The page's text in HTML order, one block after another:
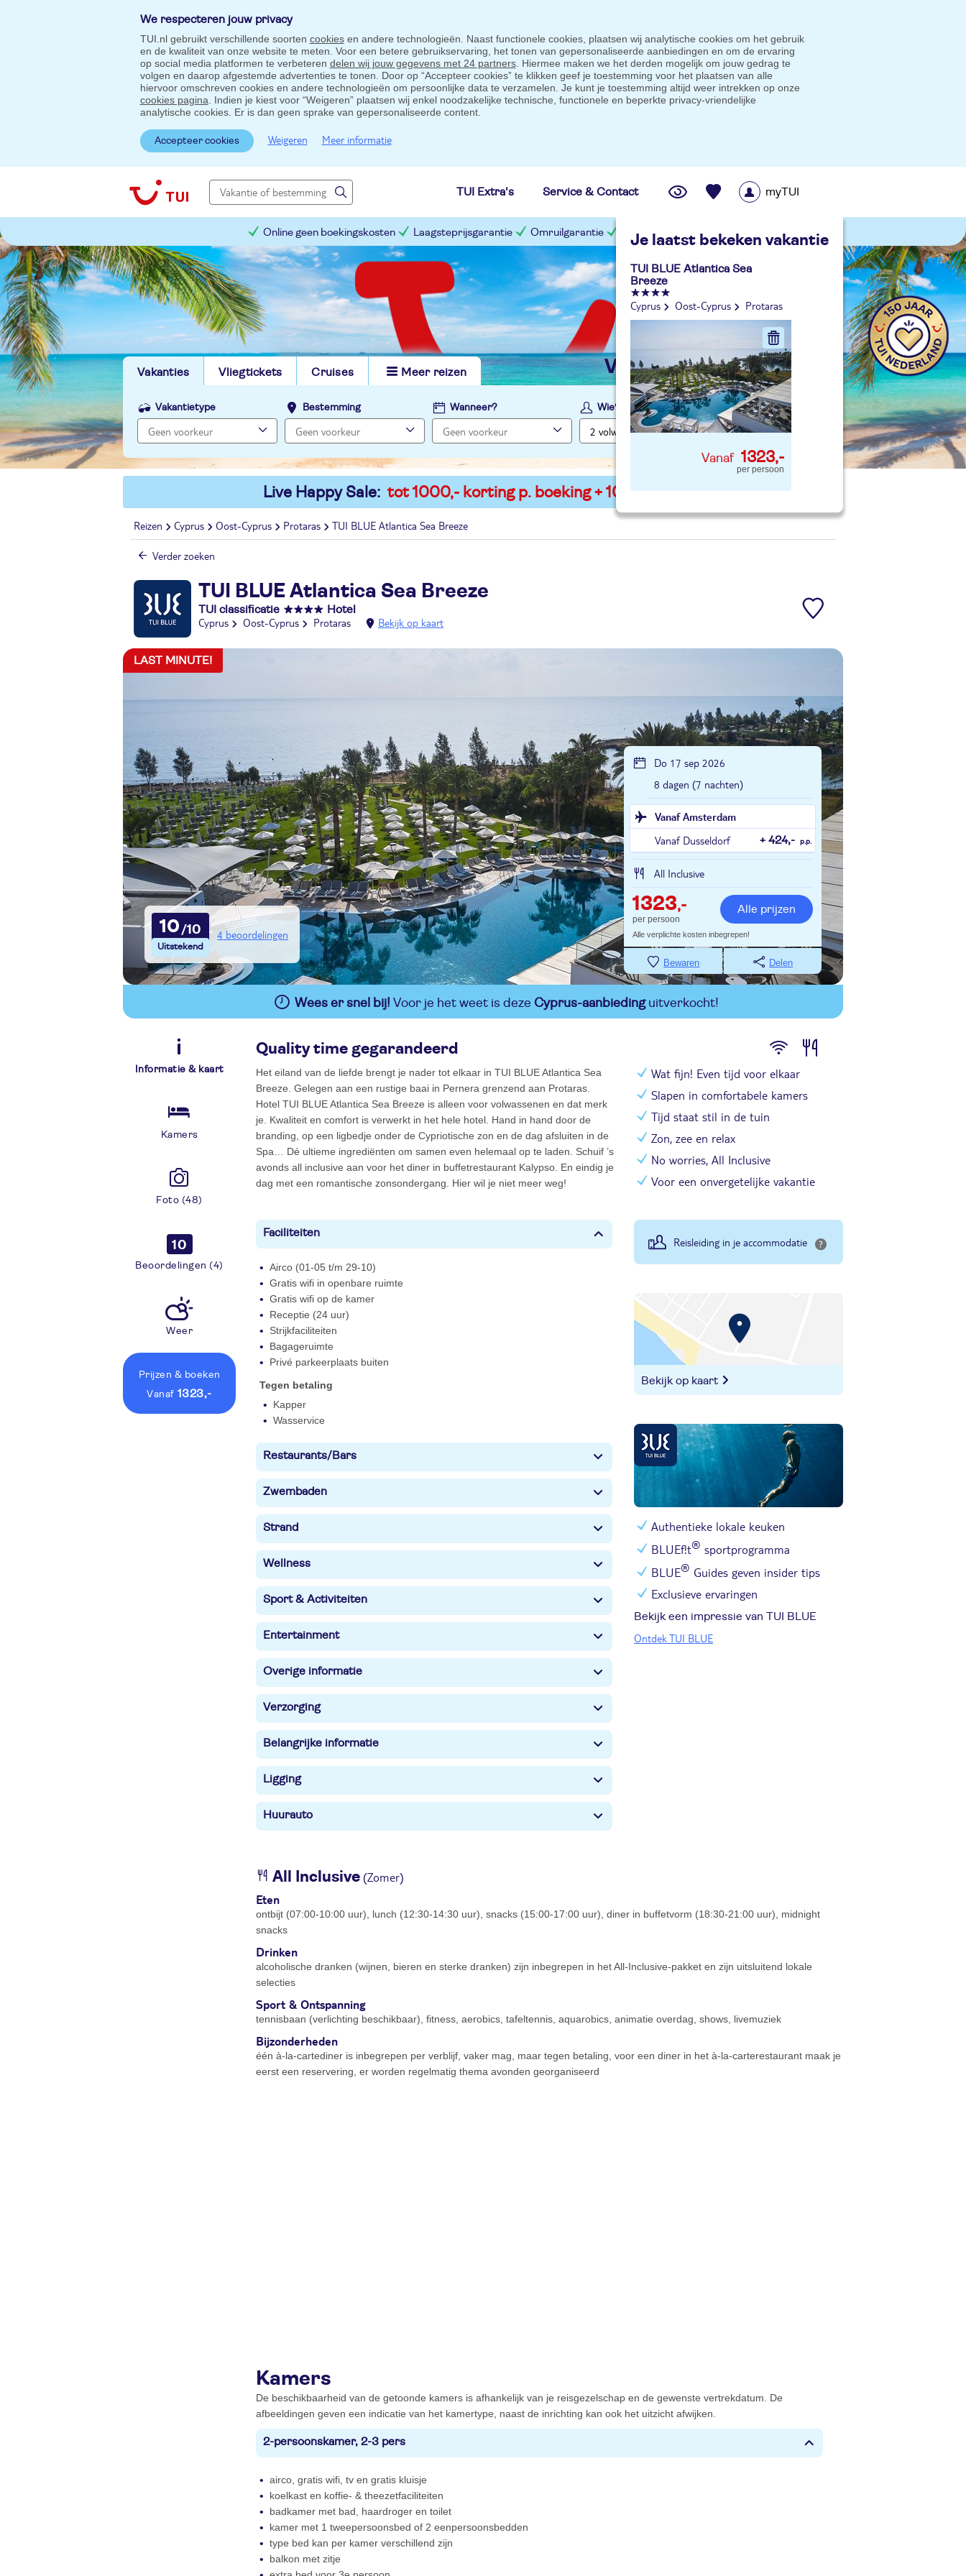
We respecteren jouw privacy
TUI.nl gebruikt verschillende soorten cookiesen andere technologieën. Naast functionele cookies, plaatsen wij analytische cookies om het gebruik
en de kwaliteit van onze website te meten. Voor een betere gebruikservaring, het tonen van gepersonaliseerde aanbiedingen en om de ervaring
op social media platformen te verbeteren delen wij jouw gegevens met 24 partners. Hiermee maken we het derden mogelijk om jouw gedrag te
volgen en daarop afgestemde advertenties te tonen. Door op “Accepteer cookies” te klikken geef je toestemming voor het plaatsen van alle
hiervoor omschreven cookies en andere technologieën om persoonlijke data te verzamelen. Je kunt je toestemming altijd weer intrekken op onze
cookies pagina . Indien je kiest voor “Weigeren” plaatsen wij enkel noodzakelijke technische, functionele en beperkte privacy-vriendelijke
analytische cookies. Er is dan geen sprake van gepersonaliseerde content.
Accepteer cookies Weigeren Meer informatie
TUI Extra's Service & Contact
Je laatst bekeken vakantie
TUI BLUE Atlantica Sea
Breeze
Cyprus Oost-Cyprus Protaras
1323,-
per persoon
myTUI
Online geen boekingskosten Laagsteprijsgarantie Omruilgarantie Slimme prijsgarantie
Vakanties Vliegtickets Cruises Meer reizen vind jouw ideale vakantie
Vakantietype Bestemming Wanneer? Wie?
Zoeken
Live Happy Sale: tot 1000,- korting p. boeking + 100,- p. kind
Reizen Cyprus Oost-Cyprus Protaras TUI BLUE Atlantica Sea Breeze
Verder zoeken
TUI BLUE Atlantica Sea Breeze
TUI classificatie Hotel
Cyprus Oost-Cyprus Protaras Bekijk op kaart
10 4 beoordelingen
LAST MINUTE!
Do 17 sep 2026
8 dagen (7 nachten)
Vanaf Amsterdam
Vanaf Dusseldorf
+ 424,- p.p.
All Inclusive
1323,-
per persoon
Alle prijzen
Alle verplichte kosten inbegrepen!
Bewaren Delen
Wees er snel bij! Voor je het weet is deze Cyprus-aanbiedinguitverkocht!
Informatie & kaart
Kamers
Foto (48)
10
Beoordelingen (4)
Weer
Prijzen & boeken
vanaf 1323,-
Quality time gegarandeerd
Het eiland van de liefde brengt je nader tot elkaar in TUI BLUE Atlantica Sea
Breeze. Gelegen aan een rustige baai in Pernera grenzend aan Protaras.
Hotel TUI BLUE Atlantica Sea Breeze is alleen voor volwassenen en dat merk
je. Kwaliteit en comfort is verwerkt in het hele hotel. Hand in hand door de
branding, op een ligbedje onder de Cypriotische zon en de dag afsluiten in de
Spa… Dé ultieme ingrediënten om samen even helemaal op te laden. Schuif ’s
avonds all inclusive aan voor het diner in buffetrestaurant Kalypso. En eindig je
dag met een romantische zonsondergang. Hier wil je niet meer weg!
Faciliteiten
Airco (01-05 t/m 29-10)
Gratis wifi in openbare ruimte
Gratis wifi op de kamer
Receptie (24 uur)
Strijkfaciliteiten
Bagageruimte
Privé parkeerplaats buiten
Tegen betaling
Kapper
Wasservice
Restaurants/Bars
Zwembaden
Strand
Wellness
Sport & Activiteiten
Entertainment
Overige informatie
Verzorging
Belangrijke informatie
Ligging
Huurauto
Wat fijn! Even tijd voor elkaar
Slapen in comfortabele kamers
Tijd staat stil in de tuin
Zon, zee en relax
No worries, All Inclusive
Voor een onvergetelijke vakantie
Reisleiding in je accommodatie
Bekijk op kaart
Authentieke lokale keuken
BLUEf!t® sportprogramma
BLUE® Guides geven insider tips
Exclusieve ervaringen
Bekijk een impressie van TUI BLUE
Ontdek TUI BLUE
All Inclusive (Zomer)
Eten
ontbijt (07:00-10:00 uur), lunch (12:30-14:30 uur), snacks (15:00-17:00 uur), diner in buffetvorm (18:30-21:00 uur), midnight
snacks
Drinken
alcoholische dranken (wijnen, bieren en sterke dranken) zijn inbegrepen in het All-Inclusive-pakket en zijn uitsluitend lokale
selecties
Sport & Ontspanning
tennisbaan (verlichting beschikbaar), fitness, aerobics, tafeltennis, aquarobics, animatie overdag, shows, livemuziek
Bijzonderheden
één à-la-cartediner is inbegrepen per verblijf, vaker mag, maar tegen betaling, voor een diner in het à-la-carterestaurant maak je
eerst een reservering, er worden regelmatig thema avonden georganiseerd
Kamers
De beschikbaarheid van de getoonde kamers is afhankelijk van je reisgezelschap en de gewenste vertrekdatum. De
afbeeldingen geven een indicatie van het kamertype, naast de inrichting kan ook het uitzicht afwijken.
2-persoonskamer, 2-3 pers
airco, gratis wifi, tv en gratis kluisje
koelkast en koffie- & theezetfaciliteiten
badkamer met bad, haardroger en toilet
kamer met 1 tweepersoonsbed of 2 eenpersoonsbedden
type bed kan per kamer verschillend zijn
balkon met zitje